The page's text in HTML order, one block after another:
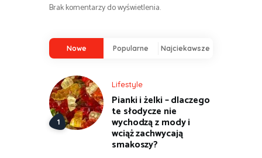
Brak komentarzy do wyświetlenia.
Nowe Popularne Najciekawsze
Lifestyle
Pianki i żelki – dlaczego
te słodycze nie
wychodzą z mody i
wciąż zachwycają
smakoszy?